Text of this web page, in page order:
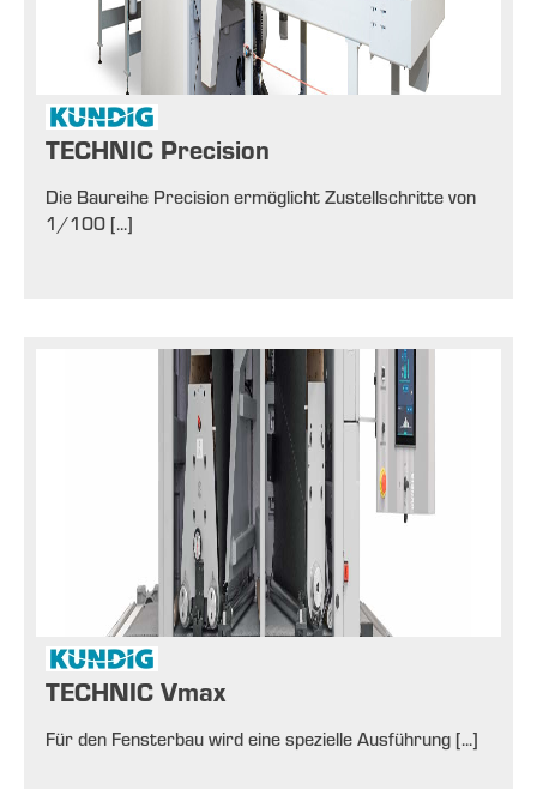
TECHNIC Precision
Die Baureihe Precision ermöglicht Zustellschritte von
1/100 [...]
TECHNIC Vmax
Für den Fensterbau wird eine spezielle Ausführung [...]